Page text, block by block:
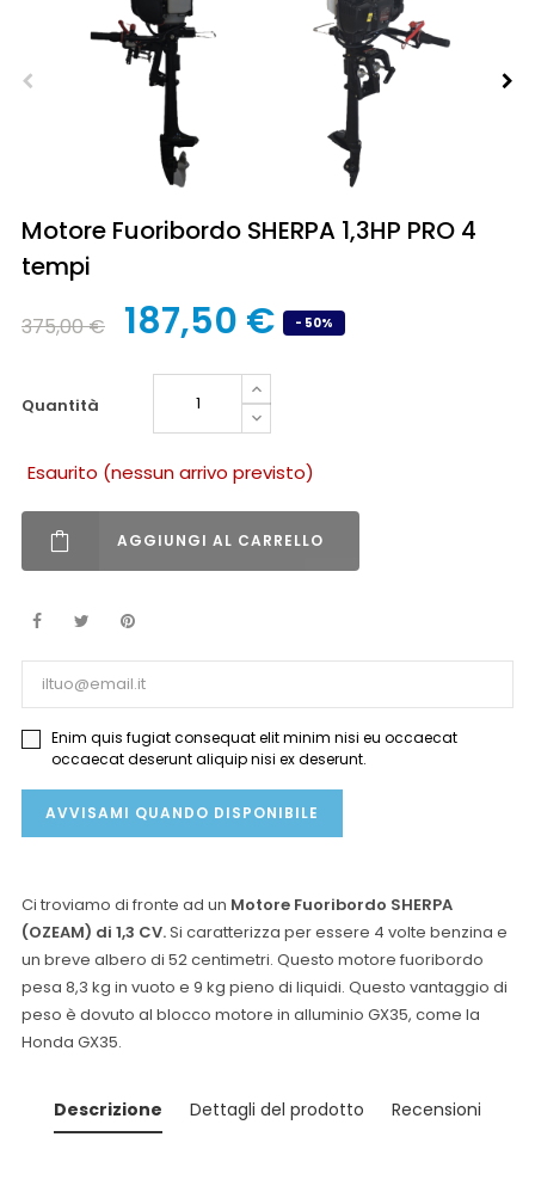
Motore Fuoribordo SHERPA 1,3HP PRO 4
tempi
375,00 € 187,50 € - 50%
quantità
Esaurito (nessun arrivo previsto)
AGGIUNGI AL CARRELLO
Enim quis fugiat consequat elit minim nisi eu occaecat
occaecat deserunt aliquip nisi ex deserunt.
AVVISAMI QUANDO DISPONIBILE
Ci troviamo di fronte ad un Motore Fuoribordo SHERPA
(OZEAM) di 1,3 CV.Si caratterizza per essere 4 volte benzina e
un breve albero di 52 centimetri. Questo motore fuoribordo
pesa 8,3 kg in vuoto e 9 kg pieno di liquidi. Questo vantaggio di
peso è dovuto al blocco motore in alluminio GX35, come la
Honda GX35.
Descrizione Dettagli del prodotto Recensioni